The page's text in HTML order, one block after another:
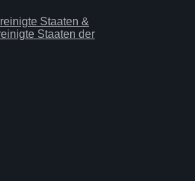
Staaten &
Staaten der